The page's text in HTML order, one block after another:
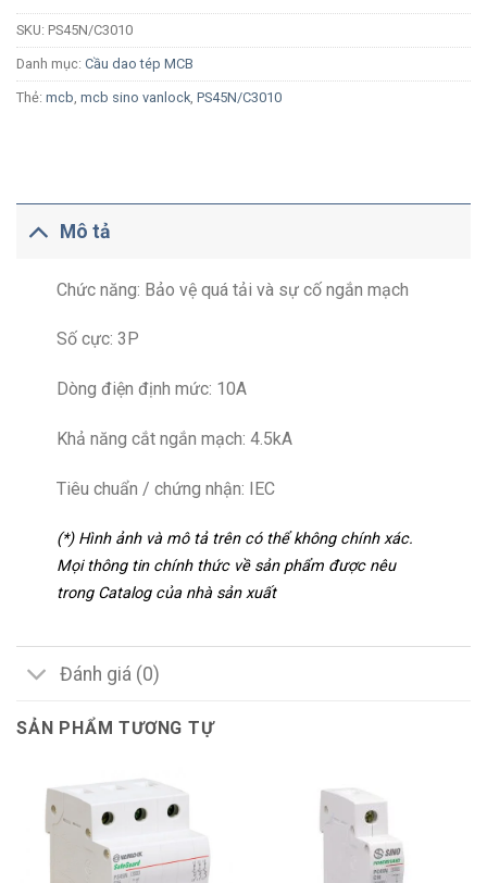
SKU: PS45N/C3010
Danh mục: Cầu dao tép MCB
Thẻ: mcb mcb sino vanlock PS45N/C3010
Mô tả
Chức năng: Bảo vệ quá tải và sự cố ngắn mạch
Số cực: 3P
Dòng điện định mức: 10A
Khả năng cắt ngắn mạch: 4.5kA
Tiêu chuẩn / chứng nhận: IEC
(*) Hình ảnh và mô tả trên có thể không chính xác.
Mọi thông tin chính thức về sản phẩm được nêu
trong Catalog của nhà sản xuất
Đánh giá (0)
SẢN PHẨM TƯƠNG TỰ